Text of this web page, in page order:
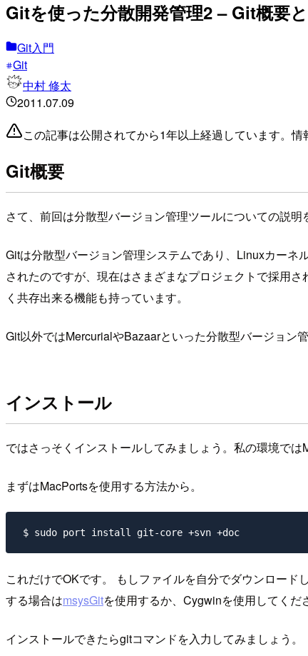
Gitを使った分散開発管理2 – Git概要
Git入門
Git
中村 修太
2011.07.09
この記事は公開されてから1年以上経過しています。
Git概要
さて、前回は分散型バージョン管理ツールについての説
Gitは分散型バージョン管理システムであり、Linuxカー
されたのですが、現在はさまざまなプロジェクトで採用
く共存出来る機能も持っています。
Git以外ではMercurialやBazaarといった分散型バージョン
インストール
ではさっそくインストールしてみましょう。私の環境で
まずはMacPortsを使用する方法から。
$ sudo port install git-core +svn +doc
これだけでOKです。 もしファイルを自分でダウンロード
する場合はmsysGitを使用するか、Cygwinを使用してくだ
インストールできたらgitコマンドを入力してみましょう。